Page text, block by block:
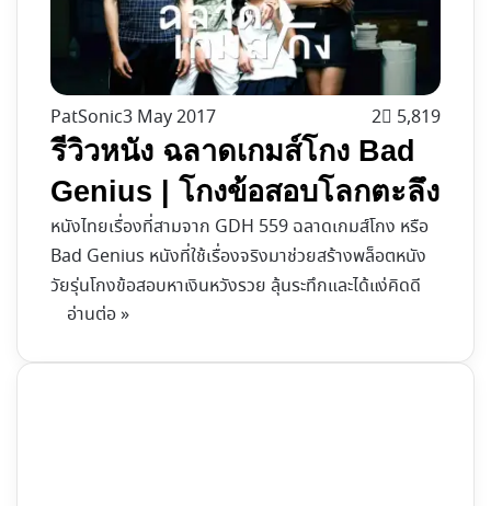
PatSonic3 May 2017 2 5,819
รีวิวหนัง ฉลาดเกมส์โกง Bad
Genius | โกงข้อสอบ​โลกตะลึง
หนังไทยเรื่องที่สามจาก GDH 559 ฉลาดเกมส์โกง หรือ
Bad Genius หนังที่ใช้เรื่องจริงมาช่วยสร้างพล็อตหนัง
วัยรุ่นโกงข้อสอบหาเงินหวังรวย ลุ้นระทึกและได้แง่คิดดี
อ่านต่อ »